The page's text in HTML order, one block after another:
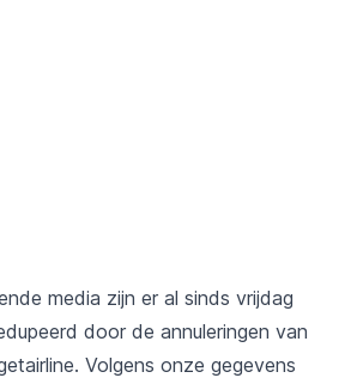
media zijn er al sinds vrijdag
door de annuleringen van
Volgens onze gegevens